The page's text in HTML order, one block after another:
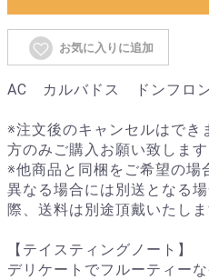
お気に入りに追加
AC カルバドス ドンフ
※注文後のキャンセルはでき
方のみご購入お願い致します
※他商品と同梱をご希望の場
異なる場合には別送となる
際、送料は別途頂戴いたしま
【テイスティングノート】
デリケートでフルーティー